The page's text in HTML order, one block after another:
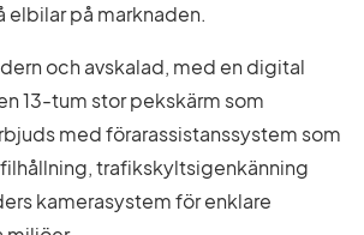
elbilar på marknaden.
och avskalad, med en digital
13-tum stor pekskärm som
med förarassistanssystem som
trafikskyltsigenkänning
kamerasystem för enklare